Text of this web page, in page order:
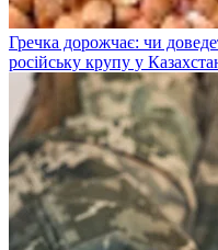
Гречка дорожчає: чи
російську крупу у